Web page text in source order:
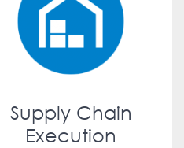
Supply Chain
Execution